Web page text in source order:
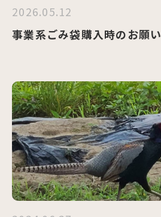
2026.05.12
事業系ごみ袋購入時のお願い